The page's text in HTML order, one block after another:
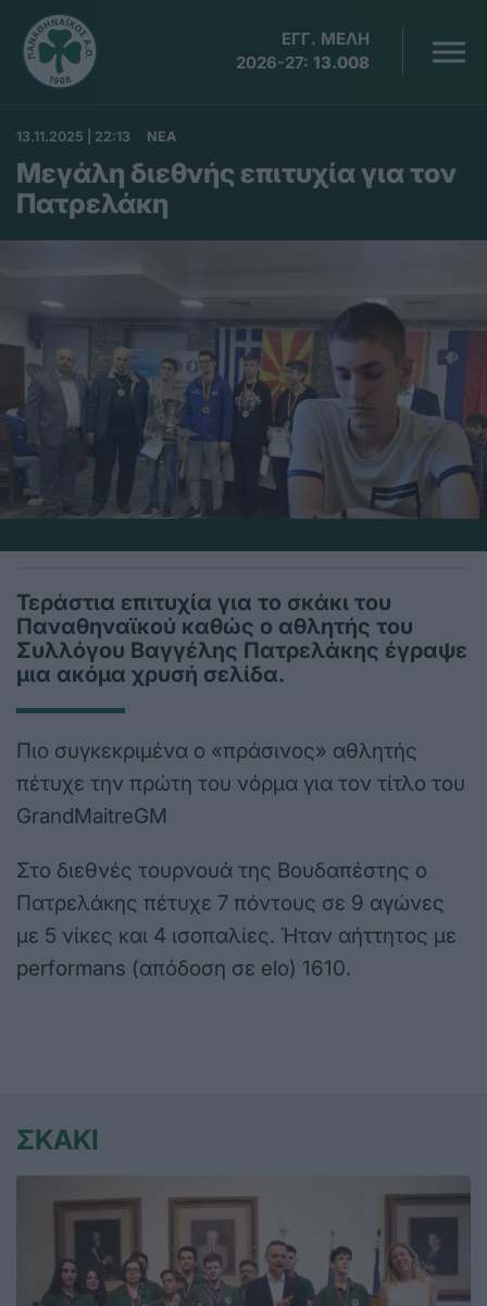
ΕΓΓ. ΜΕΛΗ
2026-27: 13.008
13.11.2025 | 22:13 ΝΕΑ
Μεγάλη διεθνής επιτυχία για τον
Πατρελάκη
Τεράστια επιτυχία για το σκάκι του
Παναθηναϊκού καθώς ο αθλητής του
Συλλόγου Βαγγέλης Πατρελάκης έγραψε
μια ακόμα χρυσή σελίδα.
Πιο συγκεκριμένα ο «πράσινος» αθλητής
πέτυχε την πρώτη του νόρμα για τον τίτλο του
GrandMaitreGM
Στο διεθνές τουρνουά της Βουδαπέστης ο
Πατρελάκης πέτυχε 7 πόντους σε 9 αγώνες
με 5 νίκες και 4 ισοπαλίες. Ήταν αήττητος με
performans (απόδοση σε elo) 1610.
ΣΚΑΚΙ